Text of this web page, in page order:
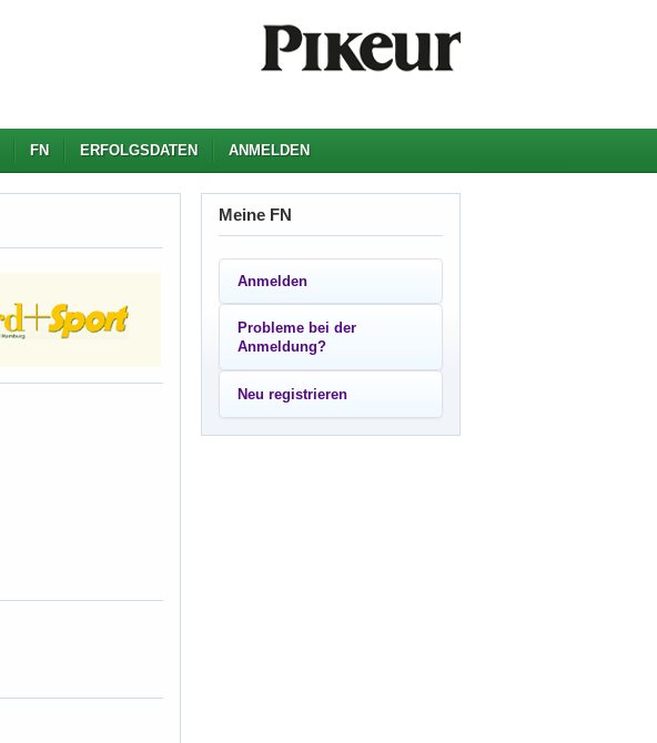
FN ERFOLGSDATEN ANMELDEN
Meine FN
Anmelden
Probleme bei der
Anmeldung?
Neu registrieren